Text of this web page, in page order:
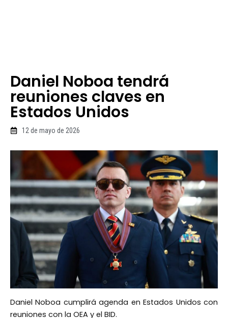
Daniel Noboa tendrá
reuniones claves en
Estados Unidos
12 de mayo de 2026
Daniel Noboa cumplirá agenda en Estados Unidos con
reuniones con la OEA y el BID.